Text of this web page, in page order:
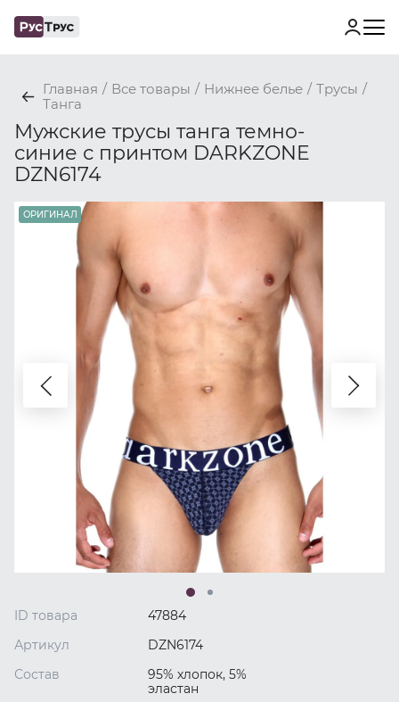
Главная / Все товары / Нижнее белье / Трусы /
Танга
Мужские трусы танга темно-
синие с принтом DARKZONE
DZN6174
ОРИГИНАЛ
ID товара
47884
Артикул
DZN6174
Состав
95% хлопок, 5%
эластан